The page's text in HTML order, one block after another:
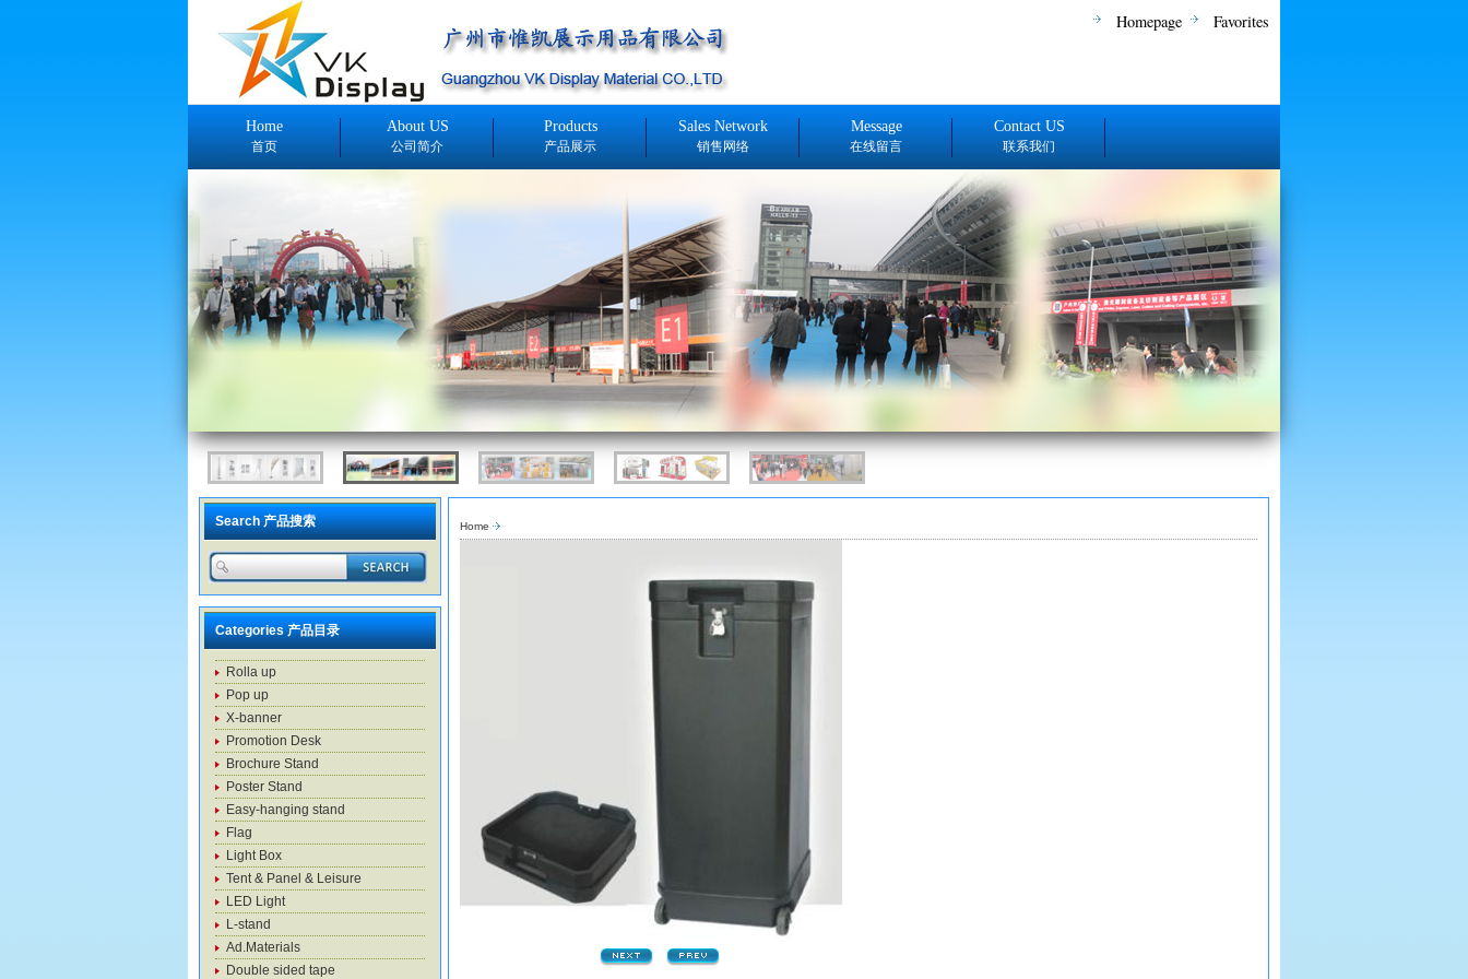
Favorites
Homepage
Home
首页
About US
公司简介
Products
产品展示
Sales Network
销售网络
Message
在线留言
Contact US
联系我们
Home
Search 产品搜索
Categories 产品目录
Rolla up
Pop up
X-banner
Promotion Desk
Brochure Stand
Poster Stand
Easy-hanging stand
Flag
Light Box
Tent & Panel & Leisure
LED Light
L-stand
Ad.Materials
Double sided tape